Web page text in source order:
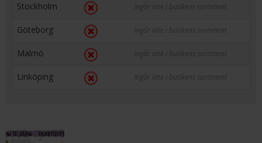
Stockholm Ingår inte i butikens sortiment
Göteborg Ingår inte i butikens sortiment
Malmö Ingår inte i butikens sortiment
Linköping Ingår inte i butikens sortiment